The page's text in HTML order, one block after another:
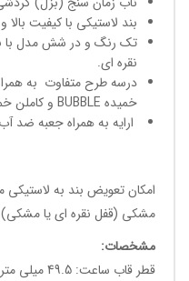
بند لاستیکی با کیفیت بالا
تک رنگ و در شش مدل با
نقره ای.
خمیده BUBBLE و کاملن خمیده SUPER BUBBLE .
ارایه به همراه جعبه
امکان تعویض بند به لاستیکی
مشکی (قفل نقره ای یا مشکی)
مشخصات:
قطر قاب ساعت: 49.5 میلی متر